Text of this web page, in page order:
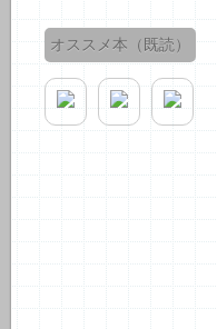
オススメ本（既読）